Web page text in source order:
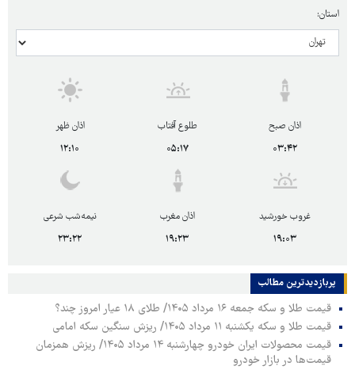
استان:
اذان صبح
۰۳:۴۲
طلوع آفتاب
۰۵:۱۷
اذان ظهر
۱۲:۱۰
غروب خورشید
۱۹:۰۳
اذان مغرب
۱۹:۲۳
نیمه‌شب شرعی
۲۳:۲۲
پربازدیدترین‌ مطالب
قیمت طلا و سکه جمعه ۱۶ مرداد ۱۴۰۵/ طلای ۱۸ عیار امروز چند؟
قیمت طلا و سکه یکشنبه ۱۱ مرداد ۱۴۰۵/ ریزش سنگین سکه امامی
قیمت محصولات ایران خودرو چهارشنبه ۱۴ مرداد ۱۴۰۵/ ریزش همزمان
قیمت‌ها در بازار خودرو